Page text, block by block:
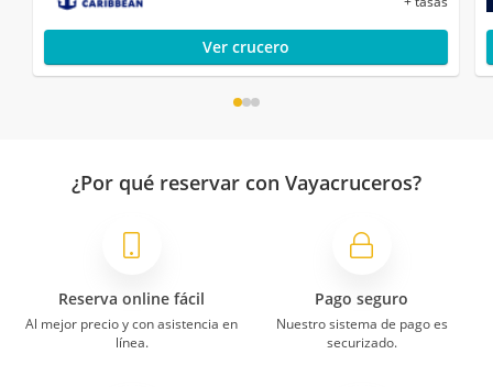
Ver crucero
¿Por qué reservar con Vayacruceros?
Reserva online fácil
Al mejor precio y con asistencia en
línea.
Pago seguro
Nuestro sistema de pago es
securizado.